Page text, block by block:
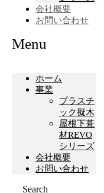
会社概要
お問い合わせ
Menu
ホーム
事業
プラスチ
ック擬木
屋根下葺
材REVO
シリーズ
会社概要
お問い合わせ
Search